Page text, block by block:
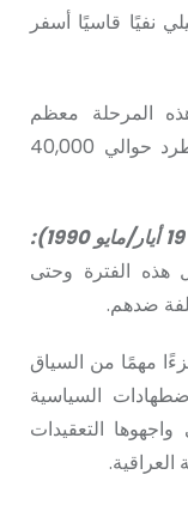
نفيًا قاسيًا أسفر
المرحلة معظم
الأكراد الفيلي في محافظة المثنى. تم طرد حوالي 40,000
هذه الفترة وحتى
ضدهم.
مهمًا من السياق
السياسية
التعقيدات
العراقية.